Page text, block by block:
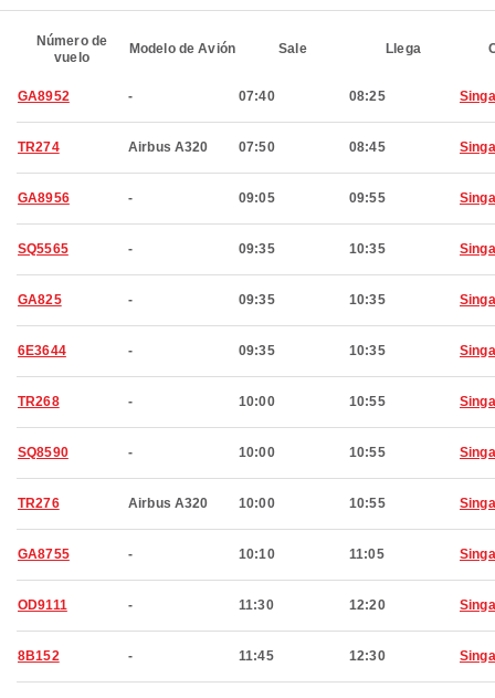
Número de
vuelo
Modelo de Avión Sale Llega
GA8952 - 07:40 08:25
TR274 Airbus A320 07:50 08:45
GA8956 - 09:05 09:55
SQ5565 - 09:35 10:35
GA825 - 09:35 10:35
6E3644 - 09:35 10:35
TR268 - 10:00 10:55
SQ8590 - 10:00 10:55
TR276 Airbus A320 10:00 10:55
GA8755 - 10:10 11:05
OD9111 - 11:30 12:20
8B152 - 11:45 12:30